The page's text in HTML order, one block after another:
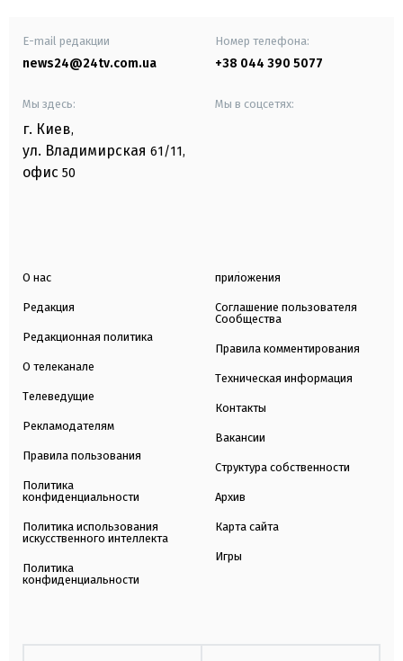
E-mail редакции
news24@24tv.com.ua
Номер телефона:
+38 044 390 5077
Мы здесь:
г. Киев,
ул. Владимирская 61/11,
офис 50
Мы в соцсетях:
О нас
Редакция
Редакционная политика
О телеканале
Телеведущие
Рекламодателям
Правила пользования
Политика
конфиденциальности
Политика использования
искусственного интеллекта
Политика
конфиденциальности
приложения
Соглашение пользователя
Сообщества
Правила комментирования
Техническая информация
Контакты
Вакансии
Структура собственности
Архив
Карта сайта
Игры